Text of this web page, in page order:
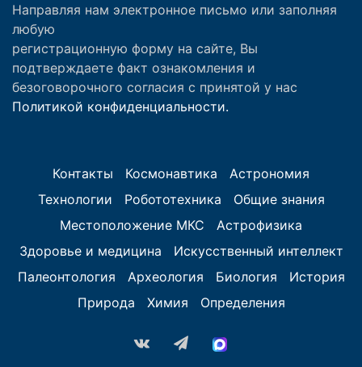
Направляя нам электронное письмо или заполняя
любую
регистрационную форму на сайте, Вы
подтверждаете факт ознакомления и
безоговорочного согласия с принятой у нас
Политикой конфиденциальности.
Контакты Космонавтика
Астрономия
Технологии
Робототехника
Общие знания
Местоположение МКС
Астрофизика
Здоровье и медицина
Искусственный интеллект
Палеонтология
Археология Биология
История
Природа
Химия Определения
vk.com Telegram